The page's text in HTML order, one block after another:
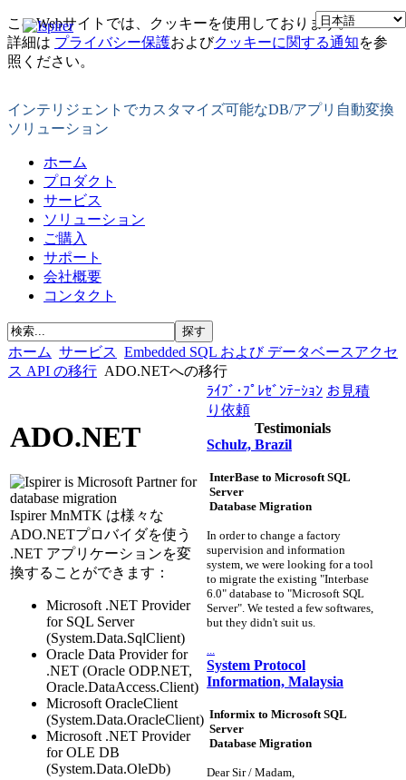
このWebサイトでは、クッキーを使用しております。
詳細は プライバシー保護およびクッキーに関する通知を参
照ください。
インテリジェントでカスタマイズ可能なDB/アプリ自動変換
ソリューション
ホーム
プロダクト
サービス
ソリューション
ご購入
サポート
会社概要
コンタクト
ホーム サービス Embedded SQL および データベースアクセ
ス API の移行 ADO.NETへの移行
ADO.NET
Ispirer MnMTK は様々な
ADO.NETプロバイダを使う
.NET アプリケーションを変
換することができます：
Microsoft .NET Provider
for SQL Server
(System.Data.SqlClient)
Oracle Data Provider for
.NET (Oracle ODP.NET,
Oracle.DataAccess.Client)
Microsoft OracleClient
(System.Data.OracleClient)
Microsoft .NET Provider
for OLE DB
(System.Data.OleDb)
ﾗｲﾌﾞ･ﾌﾟﾚｾﾞﾝﾃｰｼｮﾝ お見積
り依頼
Testimonials
Schulz, Brazil
InterBase to Microsoft SQL
Server
Database Migration
In order to change a factory
supervision and information
system, we were looking for a tool
to migrate the existing "Interbase
6.0" database to "Microsoft SQL
Server". We tested a few softwares,
but they didn't suit us.
System Protocol
Information, Malaysia
Informix to Microsoft SQL
Server
Database Migration
Dear Sir / Madam,